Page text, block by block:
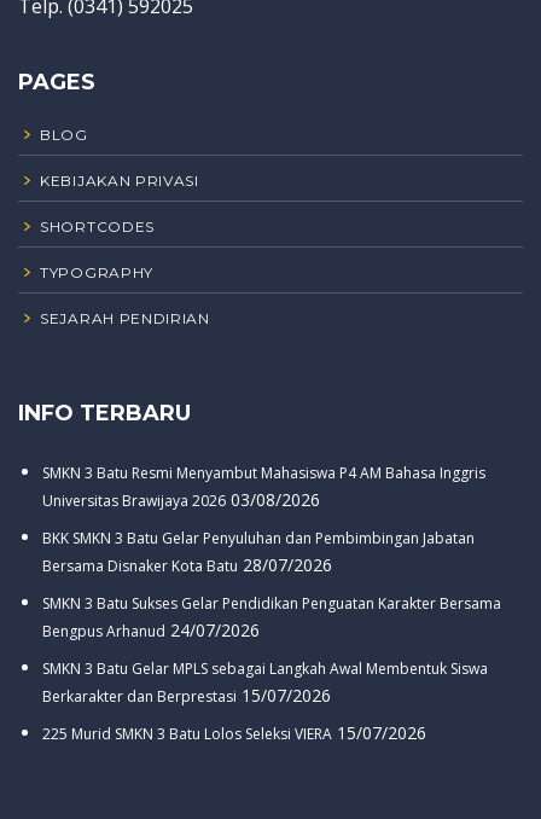
Telp. (0341) 592025
PAGES
BLOG
KEBIJAKAN PRIVASI
SHORTCODES
TYPOGRAPHY
SEJARAH PENDIRIAN
INFO TERBARU
SMKN 3 Batu Resmi Menyambut Mahasiswa P4 AM Bahasa Inggris
Universitas Brawijaya 2026 03/08/2026
BKK SMKN 3 Batu Gelar Penyuluhan dan Pembimbingan Jabatan
Bersama Disnaker Kota Batu 28/07/2026
SMKN 3 Batu Sukses Gelar Pendidikan Penguatan Karakter Bersama
Bengpus Arhanud 24/07/2026
SMKN 3 Batu Gelar MPLS sebagai Langkah Awal Membentuk Siswa
Berkarakter dan Berprestasi 15/07/2026
225 Murid SMKN 3 Batu Lolos Seleksi VIERA 15/07/2026